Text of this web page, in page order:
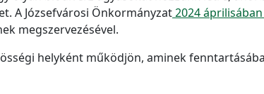
A Józsefvárosi Önkormányzat2024
megszervezésével.
helyként működjön, aminek